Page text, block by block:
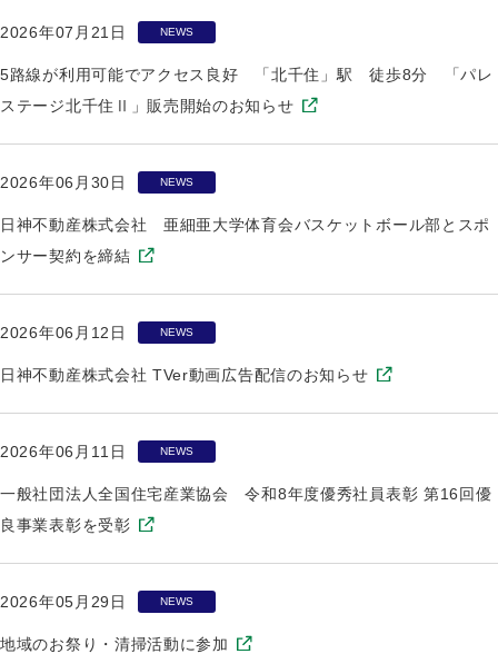
2026年07月21日 NEWS
5路線が利用可能でアクセス良好 「北千住」駅 徒歩8分 「パレ
ステージ北千住Ⅱ」販売開始のお知らせ
2026年06月30日 NEWS
日神不動産株式会社 亜細亜大学体育会バスケットボール部とスポ
ンサー契約を締結
2026年06月12日 NEWS
日神不動産株式会社 TVer動画広告配信のお知らせ
2026年06月11日 NEWS
一般社団法人全国住宅産業協会 令和8年度優秀社員表彰 第16回優
良事業表彰を受彰
2026年05月29日 NEWS
地域のお祭り・清掃活動に参加